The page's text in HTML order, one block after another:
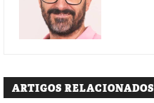
ARTIGOS RELACIONADOS